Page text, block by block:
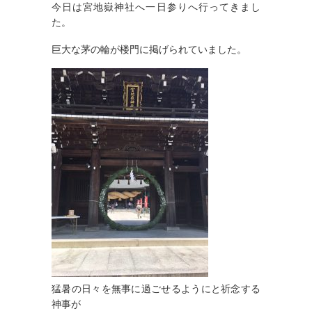
今日は宮地嶽神社へ一日参りへ行ってきまし
た。
巨大な茅の輪が楼門に掲げられていました。
猛暑の日々を無事に過ごせるようにと祈念する
神事が